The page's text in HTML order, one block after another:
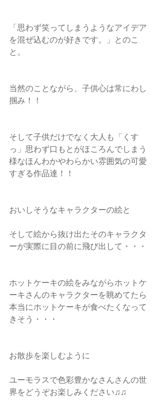
「思わず笑ってしまうようなアイデア
を混ぜ込むのが好きです。」とのこ
と。
当然のことながら、子供心は常にわし
掴み！！
そして子供だけでなく大人も「くす
っ」思わず口もとがほころんでしまう
様なほんわかやわらかい雰囲気の可愛
すぎる作品達！！
おいしそうなキャラクターの絵と
そして絵から抜け出たそのキャラクタ
ーが実際に目の前に飛び出して・・・
ホットケーキの絵をみながらホットケ
ーキさんのキャラクターを眺めてたら
本当にホットケーキが食べたくなって
きそう・・・
お散歩を楽しむように
ユーモラスで色彩豊かなさんさんの世
界をどうぞお楽しみください♫♫